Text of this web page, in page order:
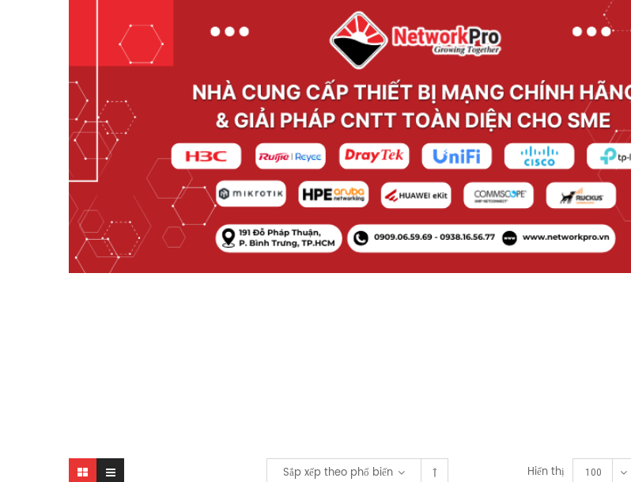
Sắp xếp theo phổ biến Hiển thị 100